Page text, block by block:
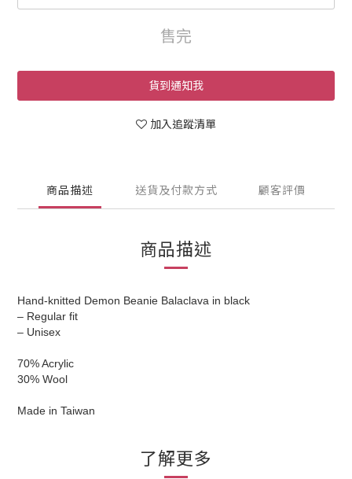
售完
貨到通知我
加入追蹤清單
商品描述 送貨及付款方式 顧客評價
商品描述
Hand-knitted Demon Beanie Balaclava in black
– Regular fit
– Unisex
70% Acrylic
30% Wool
Made in Taiwan
了解更多